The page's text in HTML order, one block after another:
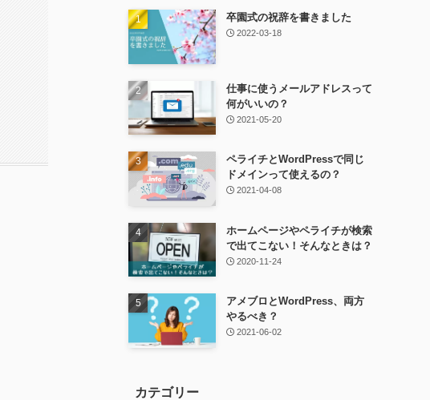
卒園式の祝辞を書きました
2022-03-18
仕事に使うメールアドレスって
何がいいの？
2021-05-20
ペライチとWordPressで同じ
ドメインって使えるの？
2021-04-08
ホームページやペライチが検索
で出てこない！そんなときは？
2020-11-24
アメブロとWordPress、両方
やるべき？
2021-06-02
カテゴリー